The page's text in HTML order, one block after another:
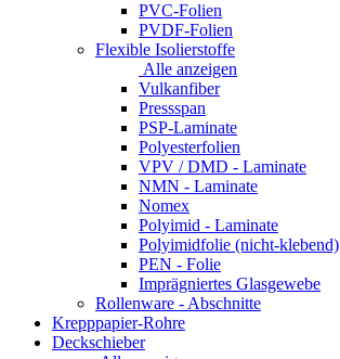
PVC-Folien
PVDF-Folien
Flexible Isolierstoffe
Alle anzeigen
Vulkanfiber
Pressspan
PSP-Laminate
Polyesterfolien
VPV / DMD - Laminate
NMN - Laminate
Nomex
Polyimid - Laminate
Polyimidfolie (nicht-klebend)
PEN - Folie
Imprägniertes Glasgewebe
Rollenware - Abschnitte
Krepppapier-Rohre
Deckschieber